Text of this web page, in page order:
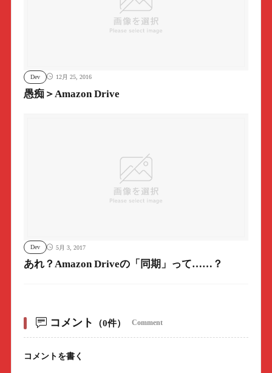
Dev 12月 25, 2016
愚痴＞Amazon Drive
Dev 5月 3, 2017
あれ？Amazon Driveの「同期」って……？
コメント （0件） Comment
コメントを書く